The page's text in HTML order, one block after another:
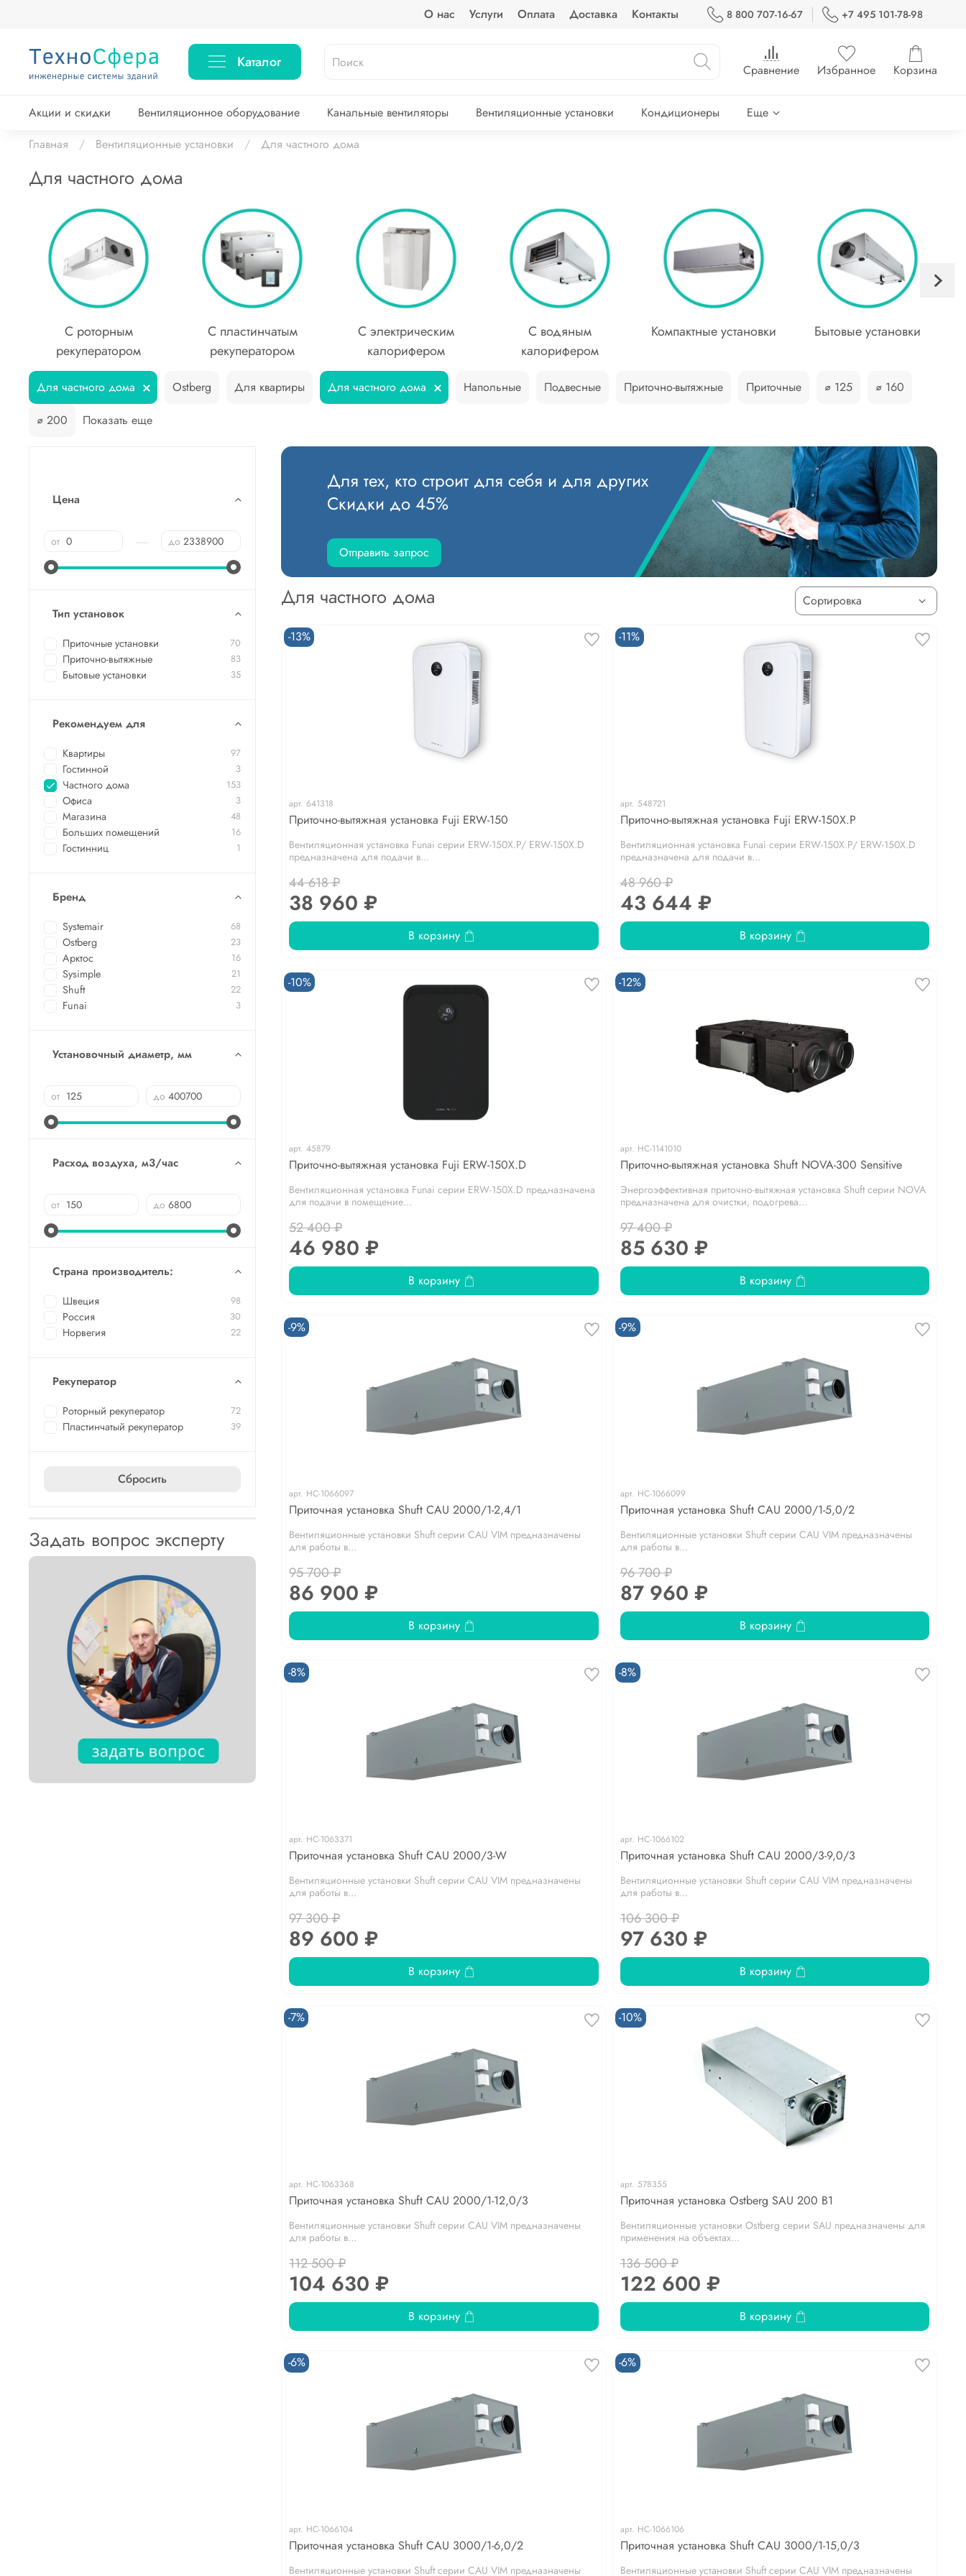
О нас Услуги Оплата Доставка Контакты 8 800 707-16-67 +7 495 101-78-98
Каталог Сравнение Избранное Корзина
Акции и скидки Вентиляционное оборудование Канальные вентиляторы Вентиляционные установки Кондиционеры
Еще
Главная
Вентиляционные установки Для частного дома
Для частного дома
С роторным
рекуператором
С пластинчатым
рекуператором
С электрическим
калорифером
С водяным
калорифером
Компактные установки Бытовые установки
Для частного дома Ostberg Для квартиры Для частного дома Напольные Подвесные Приточно-вытяжные Приточные ⌀ 125
⌀ 160
⌀ 200
Показать еще
Для тех, кто строит для себя и для других
Скидки до 45%
Отправить запрос
Для частного дома
-13%
арт.641318
Приточно-вытяжная установка Fuji ERW-150
Вентиляционная установка Funai серии ERW-150X.P/ ERW-150X.D
предназначена для подачи в...
44 618 ₽
38 960 ₽
В корзину
-11%
арт. 548721
Приточно-вытяжная установка Fuji ERW-150X.P
Вентиляционная установка Funai серии ERW-150X.P/ ERW-150X.D
предназначена для подачи в...
48 960 ₽
43 644 ₽
В корзину
-10%
арт. 45879
Приточно-вытяжная установка Fuji ERW-150X.D
Вентиляционная установка Funai серии ERW-150X.D предназначена
для подачи в помещение...
52 400 ₽
46 980 ₽
В корзину
-12%
арт. НС-1141010
Приточно-вытяжная установка Shuft NOVA-300 Sensitive
Энергоэффективная приточно-вытяжная установка Shuft серии NOVA
предназначена для очистки, подогрева...
97 400 ₽
85 630 ₽
В корзину
-9%
арт. НС-1066097
Приточная установка Shuft CAU 2000/1-2,4/1
Вентиляционные установки Shuft серии CAU VIM предназначены
для работы в...
95 700 ₽
86 900 ₽
В корзину
-9%
арт. НС-1066099
Приточная установка Shuft CAU 2000/1-5,0/2
Вентиляционные установки Shuft серии CAU VIM предназначены
для работы в...
96 700 ₽
87 960 ₽
В корзину
-8%
арт. НС-1063371
Приточная установка Shuft CAU 2000/3-W
Вентиляционные установки Shuft серии CAU VIM предназначены
для работы в...
97 300 ₽
89 600 ₽
В корзину
-8%
арт. НС-1066102
Приточная установка Shuft CAU 2000/3-9,0/3
Вентиляционные установки Shuft серии CAU VIM предназначены
для работы в...
106 300 ₽
97 630 ₽
В корзину
-7%
арт. НС-1063368
Приточная установка Shuft CAU 2000/1-12,0/3
Вентиляционные установки Shuft серии CAU VIM предназначены
для работы в...
112 500 ₽
104 630 ₽
В корзину
-10%
арт. 578355
Приточная установка Ostberg SAU 200 B1
Вентиляционные установки Ostberg серии SAU предназначены для
применения на объектах...
136 500 ₽
122 600 ₽
В корзину
-6%
арт. НС-1066104
Приточная установка Shuft CAU 3000/1-6,0/2
Вентиляционные установки Shuft серии CAU VIM предназначены
-6%
арт. НС-1066106
Приточная установка Shuft CAU 3000/1-15,0/3
Вентиляционные установки Shuft серии CAU VIM предназначены
Цена
от до
Тип установок
Приточные установки 70
Приточно-вытяжные 83
Бытовые установки 35
Рекомендуем для
Квартиры 97
Гостинной 3
Частного дома 153
Офиса 3
Магазина 48
Больших помещений 16
Гостинниц 1
Бренд
Systemair 68
Ostberg 23
Арктос 16
Sysimple 21
Shuft 22
Funai 3
Установочный диаметр, мм
от до
Расход воздуха, м3/час
от до
Страна производитель:
Швеция 98
Россия 30
Норвегия 22
Рекуператор
Роторный рекуператор 72
Пластинчатый рекуператор 39
Сбросить
Задать вопрос эксперту